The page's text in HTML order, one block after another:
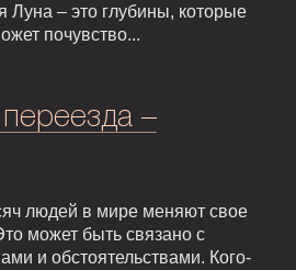
Луна – это глубины, которые
почувство...
–
людей в мире меняют свое
может быть связано с
и обстоятельствами. Кого-